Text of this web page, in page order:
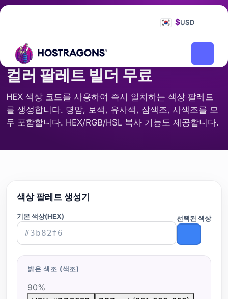
$USD
컬러 팔레트 빌더 무료
HEX 색상 코드를 사용하여 즉시 일치하는 색상 팔레트
를 생성합니다. 명암, 보색, 유사색, 삼색조, 사색조를 모
두 포함합니다. HEX/RGB/HSL 복사 기능도 제공합니다.
색상 팔레트 생성기
기본 색상(HEX) 선택된 색상
밝은 색조 (색조)
90%